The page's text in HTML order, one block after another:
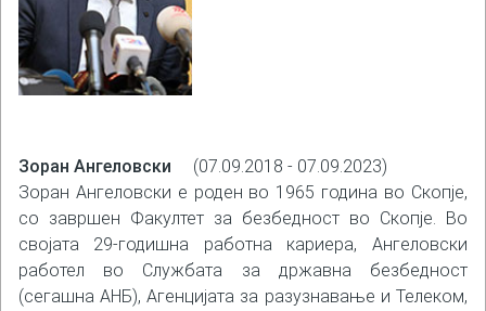
Зоран Ангеловски (07.09.2018 - 07.09.2023)
Зоран Ангеловски е роден во 1965 година во Скопје,
со завршен Факултет за безбедност во Скопје. Во
својата 29-годишна работна кариера, Ангеловски
работел во Службата за државна безбедност
(сегашна АНБ), Агенцијата за разузнавање и Телеком,